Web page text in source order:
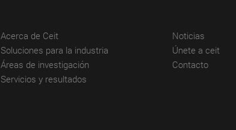
Acerca de Ceit(abre en nueva ventana)
Soluciones para la industria (abre en nueva ventana)
Áreas de investigación (abre en nueva ventana)
Servicios y resultados
Noticias
Únete a ceit
Contacto(abre